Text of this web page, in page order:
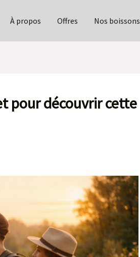
À propos Offres Nos boissons
pour découvrir cette